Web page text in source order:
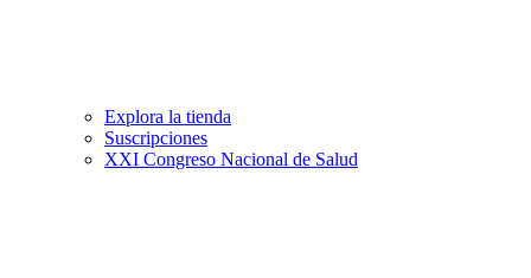
Explora la tienda
Suscripciones
XXI Congreso Nacional de Salud